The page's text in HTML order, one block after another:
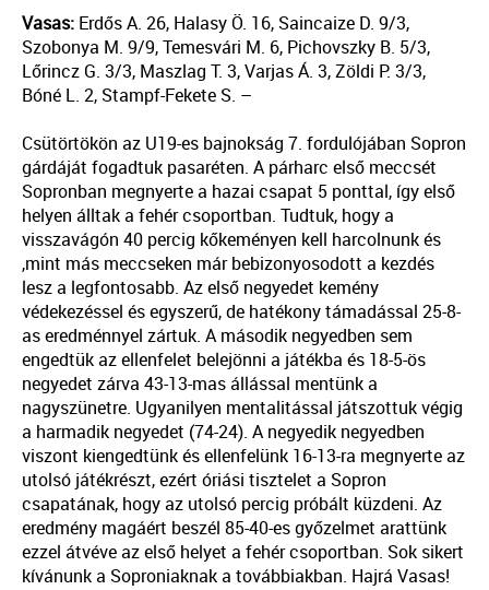
Vasas: Erdős A. 26, Halasy Ö. 16, Saincaize D. 9/3,
Szobonya M. 9/9, Temesvári M. 6, Pichovszky B. 5/3,
Lőrincz G. 3/3, Maszlag T. 3, Varjas Á. 3, Zöldi P. 3/3,
Bóné L. 2, Stampf-Fekete S. –
Csütörtökön az U19-es bajnokság 7. fordulójában Sopron
gárdáját fogadtuk pasaréten. A párharc első meccsét
Sopronban megnyerte a hazai csapat 5 ponttal, így első
helyen álltak a fehér csoportban. Tudtuk, hogy a
visszavágón 40 percig kőkeményen kell harcolnunk és
,mint más meccseken már bebizonyosodott a kezdés
lesz a legfontosabb. Az első negyedet kemény
védekezéssel és egyszerű, de hatékony támadással 25-8-
as eredménnyel zártuk. A második negyedben sem
engedtük az ellenfelet belejönni a játékba és 18-5-ös
negyedet zárva 43-13-mas állással mentünk a
nagyszünetre. Ugyanilyen mentalitással játszottuk végig
a harmadik negyedet (74-24). A negyedik negyedben
viszont kiengedtünk és ellenfelünk 16-13-ra megnyerte az
utolsó játékrészt, ezért óriási tisztelet a Sopron
csapatának, hogy az utolsó percig próbált küzdeni. Az
eredmény magáért beszél 85-40-es győzelmet arattünk
ezzel átvéve az első helyet a fehér csoportban. Sok sikert
kívánunk a Soproniaknak a továbbiakban. Hajrá Vasas!